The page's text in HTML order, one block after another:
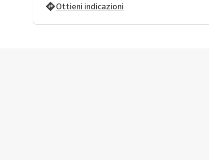
Ottieni indicazioni